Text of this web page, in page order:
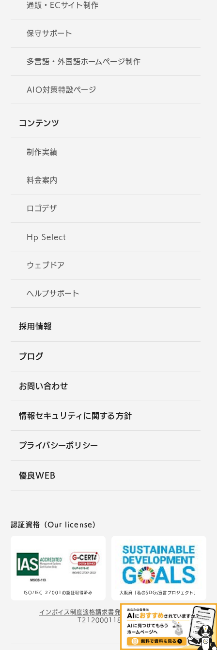
通販・ECサイト制作
保守サポート
多言語・外国語ホームページ制作
AIO対策特設ページ
コンテンツ
制作実績
料金案内
ロゴデザ
Hp Select
ウェブドア
ヘルプサポート
採用情報
ブログ
お問い合わせ
情報セキュリティに関する方針
プライバシーポリシー
優良WEB
認証資格（Our license）
ISO/IEC 27001の認証取得済み 大阪府「私のSDGs宣言プロジェクト」
インボイス制度適格請求書発行事業者：登録番号
T2120001180686